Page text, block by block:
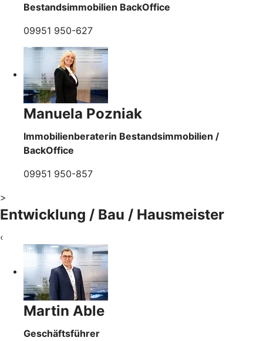
Bestandsimmobilien BackOffice
09951 950-627
Manuela Pozniak
Immobilienberaterin Bestandsimmobilien /
BackOffice
09951 950-857
>
Entwicklung / Bau / Hausmeister
‹
Martin Able
Geschäftsführer